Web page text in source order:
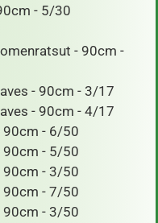
- 5/30
- 90cm -
- 90cm - 3/17
- 90cm - 4/17
90cm - 6/50
90cm - 5/50
90cm - 3/50
90cm - 7/50
90cm - 3/50